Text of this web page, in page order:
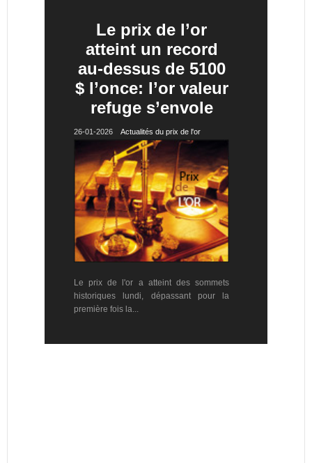
Le prix de l’or
atteint un record
au-dessus de 5100
$ l’once: l’or valeur
refuge s’envole
26-01-2026 Actualités du prix de l'or
Le prix de l'or a atteint des sommets
historiques lundi, dépassant pour la
première fois la...